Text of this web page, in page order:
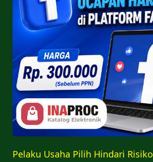
Pelaku Usaha Pilih Hindari Risiko